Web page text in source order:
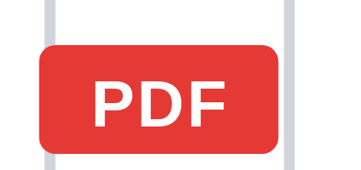
PDF